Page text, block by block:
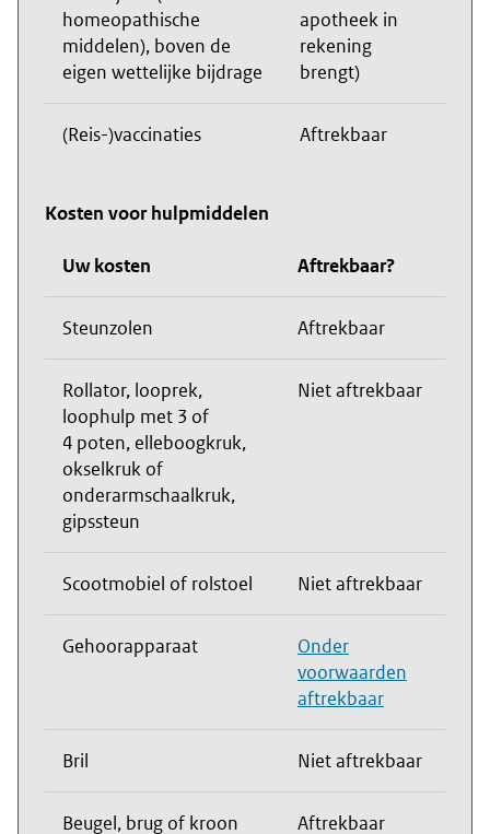
homeopathische
middelen), boven de
eigen wettelijke bijdrage
apotheek in
rekening
brengt)
(Reis-)vaccinaties Aftrekbaar
Kosten voor hulpmiddelen
Uw kosten Aftrekbaar?
Steunzolen Aftrekbaar
Rollator, looprek,
loophulp met 3 of
4 poten, elleboogkruk,
okselkruk of
onderarmschaalkruk,
gipssteun
Niet aftrekbaar
Scootmobiel of rolstoel Niet aftrekbaar
Gehoorapparaat
Onder
voorwaarden
aftrekbaar
Bril Niet aftrekbaar
Beugel, brug of kroon
Aftrekbaar